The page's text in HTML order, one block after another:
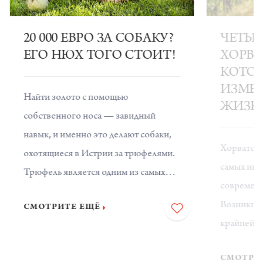
20 000 ЕВРО ЗА СОБАКУ?
ЕГО НЮХ ТОГО СТОИТ!
Найти золото с помощью
собственного носа — завидный
навык, и именно это делают собаки,
охотящиеся в Истрии за трюфелями.
Трюфель является одним из самых
иметь возможность насладиться
СМОТРИТЕ ЕЩЁ
самых
крайней